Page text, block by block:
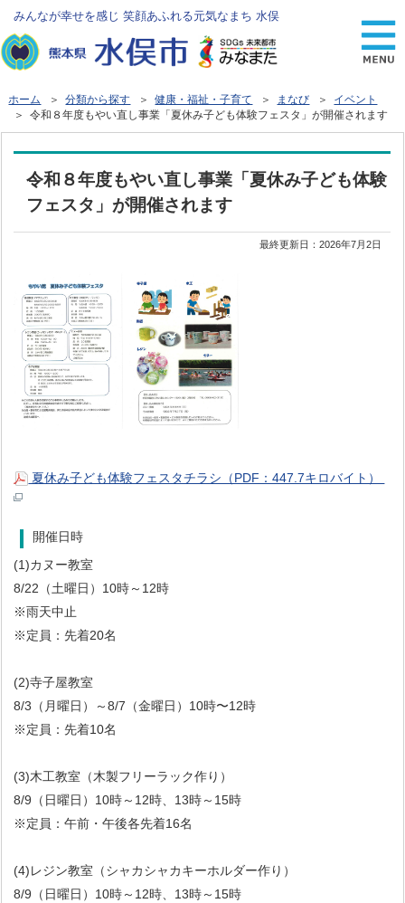
みんなが幸せを感じ 笑顔あふれる元気なまち 水俣
ホーム ＞分類から探す ＞健康・福祉・子育て ＞ まなび ＞ イベント
＞ 令和８年度もやい直し事業「夏休み子ども体験フェスタ」が開催されます
令和８年度もやい直し事業「夏休み子ども体験
フェスタ」が開催されます
最終更新日：2026年7月2日
夏休み子ども体験フェスタチラシ（PDF：447.7キロバイト）
開催日時
(1)カヌー教室
8/22（土曜日）10時～12時
※雨天中止
※定員：先着20名
(2)寺子屋教室
8/3（月曜日）～8/7（金曜日）10時〜12時
※定員：先着10名
(3)木工教室（木製フリーラック作り）
8/9（日曜日）10時～12時、13時～15時
※定員：午前・午後各先着16名
(4)レジン教室（シャカシャカキーホルダー作り）
8/9（日曜日）10時～12時、13時～15時